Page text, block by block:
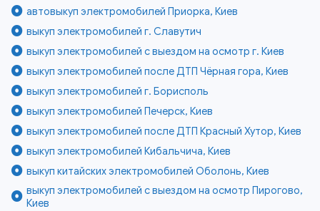
автовыкуп электромобилей Приорка, Киев
выкуп электромобилей г. Славутич
выкуп электромобилей с выездом на осмотр г. Киев
выкуп электромобилей после ДТП Чёрная гора, Киев
выкуп электромобилей г. Борисполь
выкуп электромобилей Печерск, Киев
выкуп электромобилей после ДТП Красный Хутор, Киев
выкуп электромобилей Кибальчича, Киев
выкуп китайских электромобилей Оболонь, Киев
выкуп электромобилей с выездом на осмотр Пирогово,
Киев